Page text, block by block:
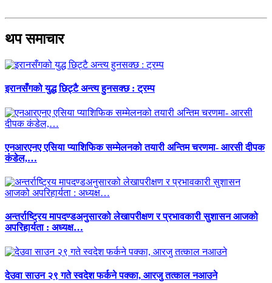
थप समाचार
इरानसँगको युद्ध छिट्टै अन्त्य हुनसक्छ : ट्रम्प
एनआरएनए एसिया प्याशिफिक सम्मेलनको तयारी अन्तिम चरणमा- आरसी दीपक
कंडेल,…
अन्तर्राष्ट्रिय मापदण्डअनुसारको लेखापरीक्षण र प्रभावकारी सुशासन आजको
अपरिहार्यता : अध्यक्ष…
देउवा साउन २९ गते स्वदेश फर्कने पक्का, आरजु तत्काल नआउने